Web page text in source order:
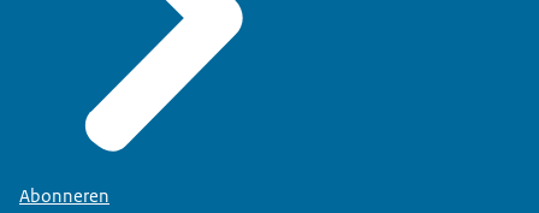
Abonneren